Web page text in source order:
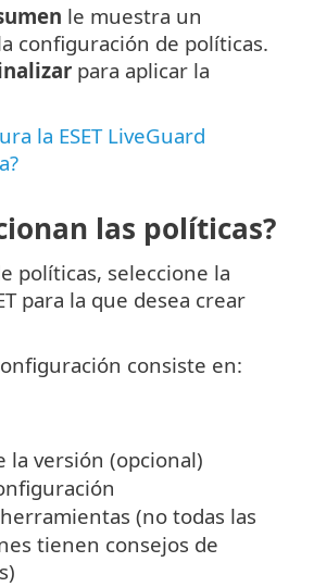
le muestra un
configuración de políticas.
para aplicar la
la ESET LiveGuard
las políticas?
políticas, seleccione la
para la que desea crear
consiste en:
la versión (opcional)
(no todas las
tienen consejos de